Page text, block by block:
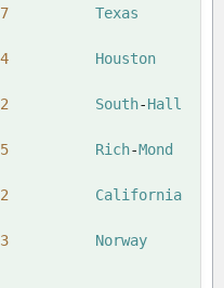
Texas
Houston
South-Hall
Rich-Mond
California
Norway